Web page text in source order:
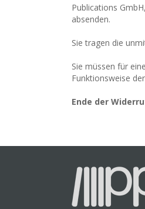
Publications
absenden.
Sie tragen die
Sie müssen für
Funktionsweise
Ende der